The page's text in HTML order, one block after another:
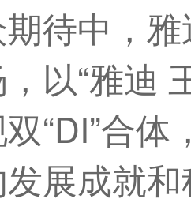
待中，
以“雅迪
“DI”合
展成就